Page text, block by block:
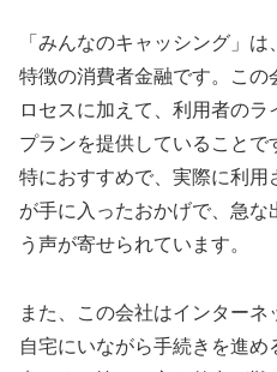
「みんなのキャッシング」
特徴の消費者金融です。こ
ロセスに加えて、利用者の
プランを提供していること
特におすすめで、実際に利
が手に入ったおかげで、急
う声が寄せられています。
また、この会社はインターネ
自宅にいながら手続きを進め